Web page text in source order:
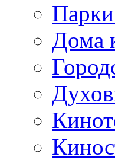
Дома